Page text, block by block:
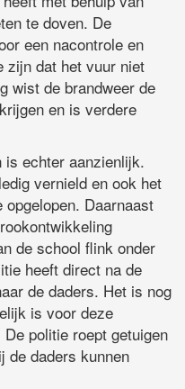
te doven. De
een nacontrole en
zijn dat het vuur niet
wist de brandweer de
en is verdere
is echter aanzienlijk.
vernield en ook het
Daarnaast
de school flink onder
heeft direct na de
de daders. Het is nog
is voor deze
politie roept getuigen
de daders kunnen